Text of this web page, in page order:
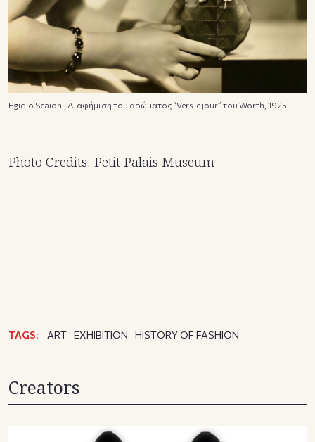
Egidio Scaioni, Διαφήμιση του αρώματος “Vers le jour” του Worth, 1925
Photo Credits: Petit Palais Museum
TAGS: ART EXHIBITION HISTORY OF FASHION
Creators